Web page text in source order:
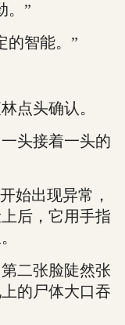
。”
智能。”
头确认。
头接着一头的
始出现异常，
后，它用手指
二张脸陡然张
的尸体大口吞